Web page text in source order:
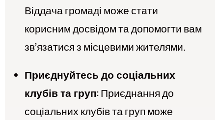
Віддача громаді може стати
корисним досвідом та допомогти вам
зв’язатися з місцевими жителями.
Приєднуйтесь до соціальних
клубів та груп:Приєднання до
соціальних клубів та груп може